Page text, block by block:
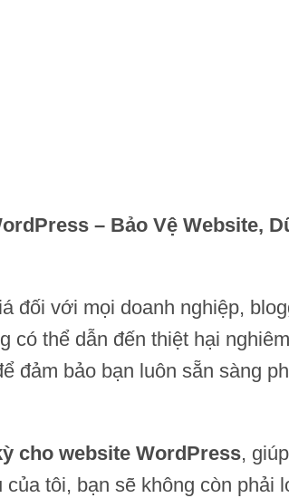
– Bảo Vệ Website,
đối với mọi doanh nghiệp,
thể dẫn đến thiệt hại
đảm bảo bạn luôn sẵn sàng
cho website WordPress,
tôi, bạn sẽ không còn phải